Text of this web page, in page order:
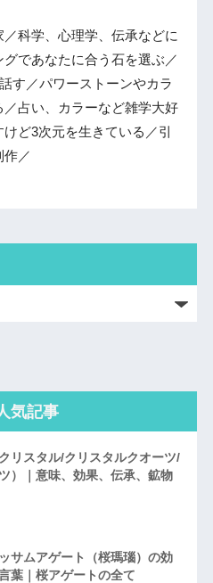
科学、心理学、伝承などに
であなたに合う石を選ぶ／
す／パワーストーンやカラ
占い、カラーなど雑学大好
ど3次元を生きている／引
作／
気記事
リスタル/クリスタルクオーツ/
）｜意味、効果、伝承、鉱物
サムアゲート（桜瑪瑙）の効
葉｜桜アゲートの全て